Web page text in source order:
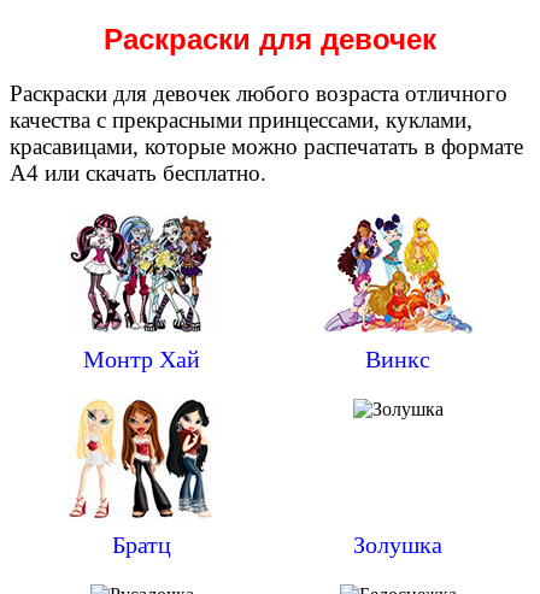
Раскраски для девочек
Раскраски для девочек любого возраста отличного
качества с прекрасными принцессами, куклами,
красавицами, которые можно распечатать в формате
А4 или скачать бесплатно.
Монтр Хай Винкс
Братц Золушка